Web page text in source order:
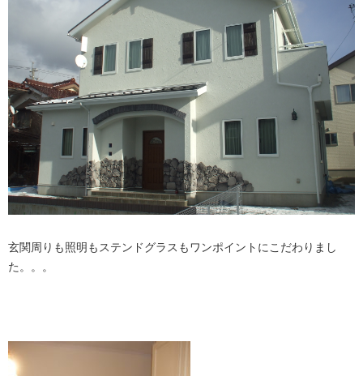
玄関周りも照明もステンドグラスもワンポイントにこだわりまし
た。。。